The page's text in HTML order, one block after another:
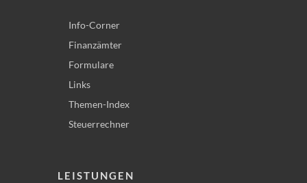
Info-Corner
Finanzämter
Formulare
Links
Themen-Index
Steuerrechner
LEISTUNGEN